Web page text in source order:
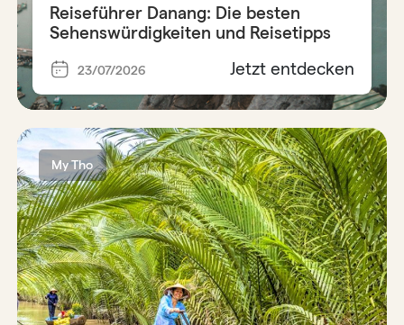
Reiseführer Danang: Die besten
Sehenswürdigkeiten und Reisetipps
23/07/2026 Jetzt entdecken
My Tho